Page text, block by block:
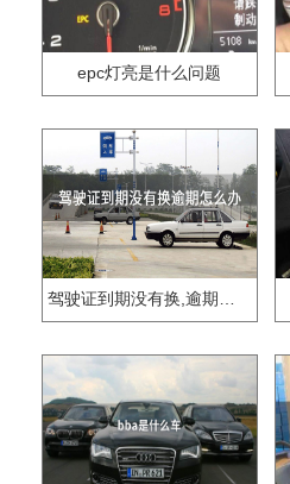
epc灯亮是什么问题
驾驶证到期没有换,逾期怎么办??